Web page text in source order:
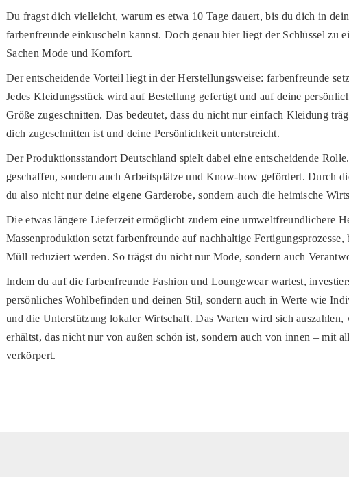
Du fragst dich vielleicht, warum es etwa 10 Tage dauert, bis du dich in
farbenfreunde einkuscheln kannst. Doch genau hier liegt der Schlüssel zu
Sachen Mode und Komfort.
Der entscheidende Vorteil liegt in der Herstellungsweise: farbenfreunde
Jedes Kleidungsstück wird auf Bestellung gefertigt und auf deine
Größe zugeschnitten. Das bedeutet, dass du nicht nur einfach Kleidung
dich zugeschnitten ist und deine Persönlichkeit unterstreicht.
Der Produktionsstandort Deutschland spielt dabei eine entscheidende
geschaffen, sondern auch Arbeitsplätze und Know-how gefördert. Durch
du also nicht nur deine eigene Garderobe, sondern auch die heimische
Die etwas längere Lieferzeit ermöglicht zudem eine umweltfreundlichere
Massenproduktion setzt farbenfreunde auf nachhaltige Fertigungsprozesse,
Müll reduziert werden. So trägst du nicht nur Mode, sondern auch
Indem du auf die farbenfreunde Fashion und Loungewear wartest,
persönliches Wohlbefinden und deinen Stil, sondern auch in Werte wie
und die Unterstützung lokaler Wirtschaft. Das Warten wird sich
erhältst, das nicht nur von außen schön ist, sondern auch von innen – mit
verkörpert.